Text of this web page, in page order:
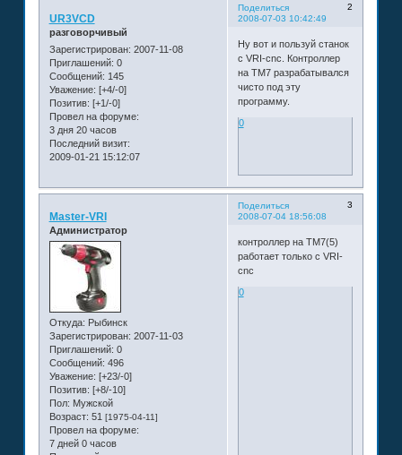
Поделиться
2
2008-07-03 10:42:49
UR3VCD
разговорчивый
Зарегистрирован: 2007-11-08
Приглашений: 0
Сообщений: 145
Уважение: [+4/-0]
Позитив: [+1/-0]
Провел на форуме:
3 дня 20 часов
Последний визит:
2009-01-21 15:12:07
Ну вот и пользуй станок
с VRI-cnc. Контроллер
на ТМ7 разрабатывался
чисто под эту
программу.
0
Поделиться
3
2008-07-04 18:56:08
Master-VRI
Администратор
Откуда: Рыбинск
Зарегистрирован: 2007-11-03
Приглашений: 0
Сообщений: 496
Уважение: [+23/-0]
Позитив: [+8/-10]
Пол: Мужской
Возраст: 51 [1975-04-11]
Провел на форуме:
7 дней 0 часов
контроллер на ТМ7(5)
работает только с VRI-
cnc
0